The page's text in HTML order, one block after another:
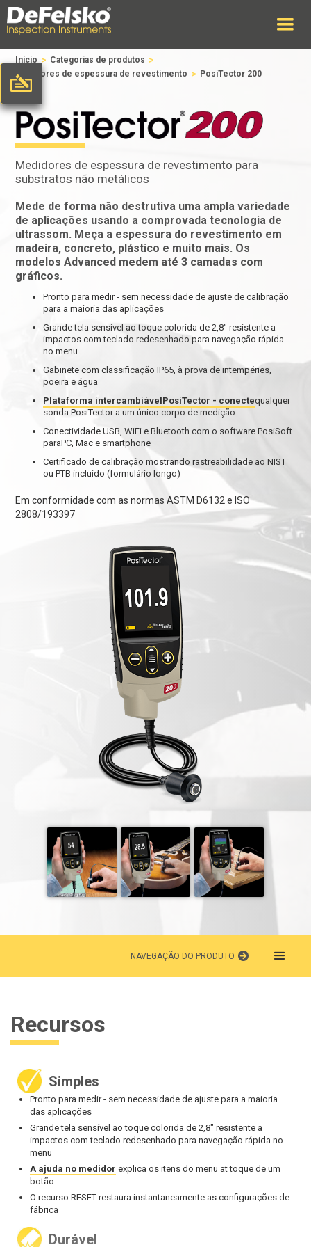
Início > Categorias de produtos >
Medidores de espessura de revestimento > PosiTector 200
Medidores de espessura de revestimento para
substratos não metálicos
Mede de forma não destrutiva uma ampla variedade
de aplicações usando a comprovada tecnologia de
ultrassom. Meça a espessura do revestimento em
madeira, concreto, plástico e muito mais. Os
modelos Advanced medem até 3 camadas com
gráficos.
Pronto para medir - sem necessidade de ajuste de calibração
para a maioria das aplicações
Grande tela sensível ao toque colorida de 2,8" resistente a
impactos com teclado redesenhado para navegação rápida
no menu
Gabinete com classificação IP65, à prova de intempéries,
poeira e água
Plataforma intercambiávelPosiTector - conectequalquer
sonda PosiTector a um único corpo de medição
Conectividade USB, WiFi e Bluetooth com o software PosiSoft
paraPC, Mac e smartphone
Certificado de calibração mostrando rastreabilidade ao NIST
ou PTB incluído (formulário longo)
Em conformidade com as normas ASTM D6132 e ISO
2808/193397
NAVEGAÇÃO DO PRODUTO
Recursos
Simples
Pronto para medir - sem necessidade de ajuste para a maioria
das aplicações
Grande tela sensível ao toque colorida de 2,8" resistente a
impactos com teclado redesenhado para navegação rápida no
menu
A ajuda no medidor explica os itens do menu at toque de um
botão
O recurso RESET restaura instantaneamente as configurações de
fábrica
Durável